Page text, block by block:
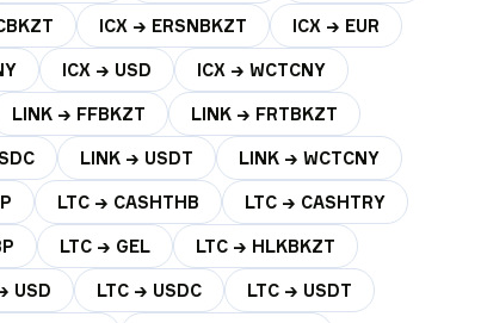
ICX → ERSNBKZT ICX → EUR
ICX → USD ICX → WCTCNY
LINK → FFBKZT LINK → FRTBKZT
LINK → USDT LINK → WCTCNY
LTC → CASHTHB LTC → CASHTRY
LTC → GEL LTC → HLKBKZT
USD LTC → USDC LTC → USDT